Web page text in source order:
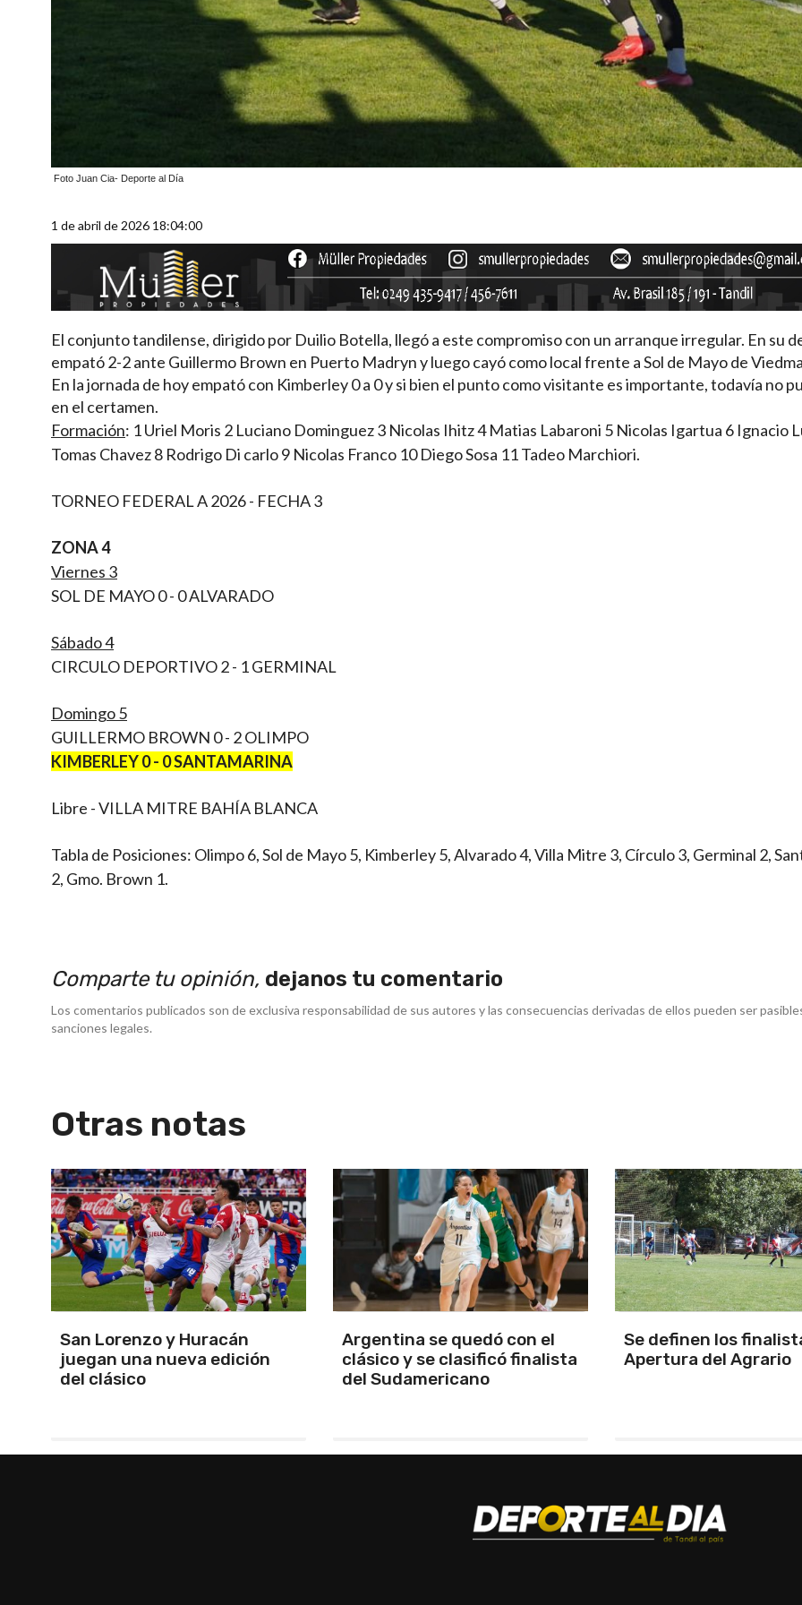
Foto Juan Cia- Deporte al Día
1 de abril de 2026 18:04:00
El conjunto tandilense, dirigido por Duilio Botella, llegó a este compromiso con un arranque irregular. En su
empató 2-2 ante Guillermo Brown en Puerto Madryn y luego cayó como local frente a Sol de Mayo de
En la jornada de hoy empató con Kimberley 0 a 0 y si bien el punto como visitante es importante, todavía no
en el certamen.
Formación: 1 Uriel Moris 2 Luciano Dominguez 3 Nicolas Ihitz 4 Matias Labaroni 5 Nicolas Igartua 6 Ignacio
Tomas Chavez 8 Rodrigo Di carlo 9 Nicolas Franco 10 Diego Sosa 11 Tadeo Marchiori.
TORNEO FEDERAL A 2026 - FECHA 3
ZONA 4
Viernes 3
SOL DE MAYO 0 - 0 ALVARADO
Sábado 4
CIRCULO DEPORTIVO 2 - 1 GERMINAL
Domingo 5
GUILLERMO BROWN 0 - 2 OLIMPO
KIMBERLEY 0 - 0 SANTAMARINA
Libre - VILLA MITRE BAHÍA BLANCA
Tabla de Posiciones: Olimpo 6, Sol de Mayo 5, Kimberley 5, Alvarado 4, Villa Mitre 3, Círculo 3, Germinal 2,
2, Gmo. Brown 1.
Comparte tu opinión, dejanos tu comentario
Los comentarios publicados son de exclusiva responsabilidad de sus autores y las consecuencias derivadas de ellos pueden ser
sanciones legales.
Otras notas
Argentina se quedó con el
clásico y se clasificó finalista
del Sudamericano
Se definen los finalistas del
Apertura del Agrario
Aldrighetti voló en
quedó con la pole en el